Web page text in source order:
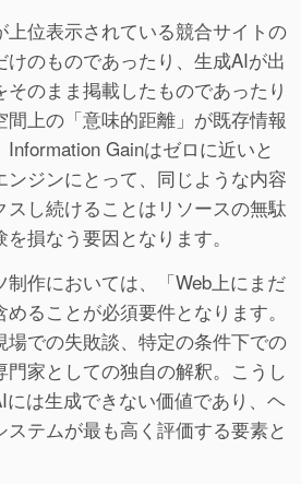
上位表示されている競合サイトの
のものであったり、生成AIが出
のまま掲載したものであったり
上の「意味的距離」が既存情報
Gainはゼロに近いと
ジンにとって、同じような内容
し続けることはリソースの無駄
損なう要因となります。
制作においては、「Web上にまだ
ることが必須要件となります。
での失敗談、特定の条件下での
家としての独自の解釈。こうし
は生成できない価値であり、ヘ
テムが最も高く評価する要素と